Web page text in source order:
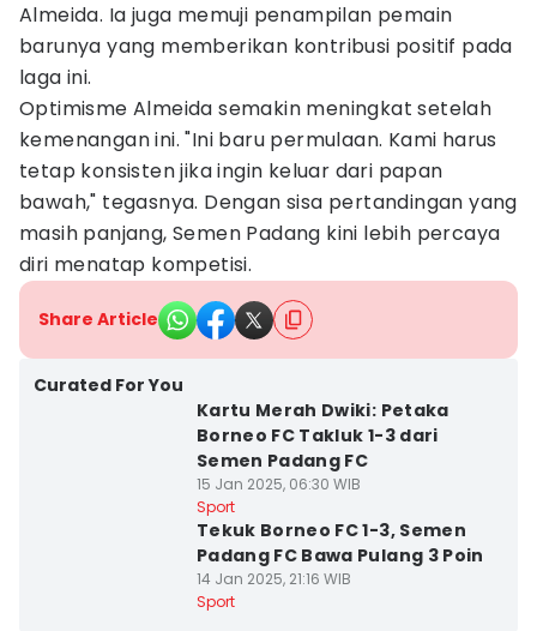
Almeida. Ia juga memuji penampilan pemain
barunya yang memberikan kontribusi positif pada
laga ini.
Optimisme Almeida semakin meningkat setelah
kemenangan ini. "Ini baru permulaan. Kami harus
tetap konsisten jika ingin keluar dari papan
bawah," tegasnya. Dengan sisa pertandingan yang
masih panjang, Semen Padang kini lebih percaya
diri menatap kompetisi.
Share Article
Curated For You
Kartu Merah Dwiki: Petaka
Borneo FC Takluk 1-3 dari
Semen Padang FC
15 Jan 2025, 06:30 WIB
Sport
Tekuk Borneo FC 1-3, Semen
Padang FC Bawa Pulang 3 Poin
14 Jan 2025, 21:16 WIB
Sport